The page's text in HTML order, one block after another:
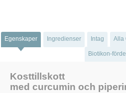
Egenskaper Ingredienser Intag Alla
Biotikon-
Kosttillskott
med curcumin och